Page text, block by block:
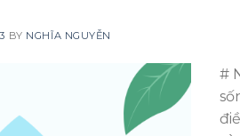
BY NGHĨA NGUYỄN
#